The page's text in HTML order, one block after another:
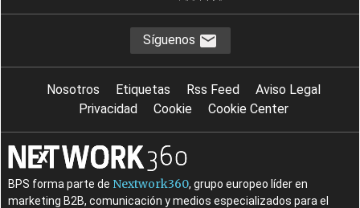
Síguenos
Nosotros Etiquetas Rss Feed
Aviso Legal
Privacidad
Cookie Cookie Center
BPS forma parte de Nextwork360, grupo europeo líder en
marketing B2B, comunicación y medios especializados para el